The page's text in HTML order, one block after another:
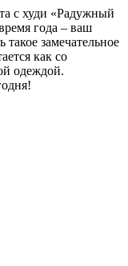
с худи «Радужный
года – ваш
такое замечательное
как со
одеждой.